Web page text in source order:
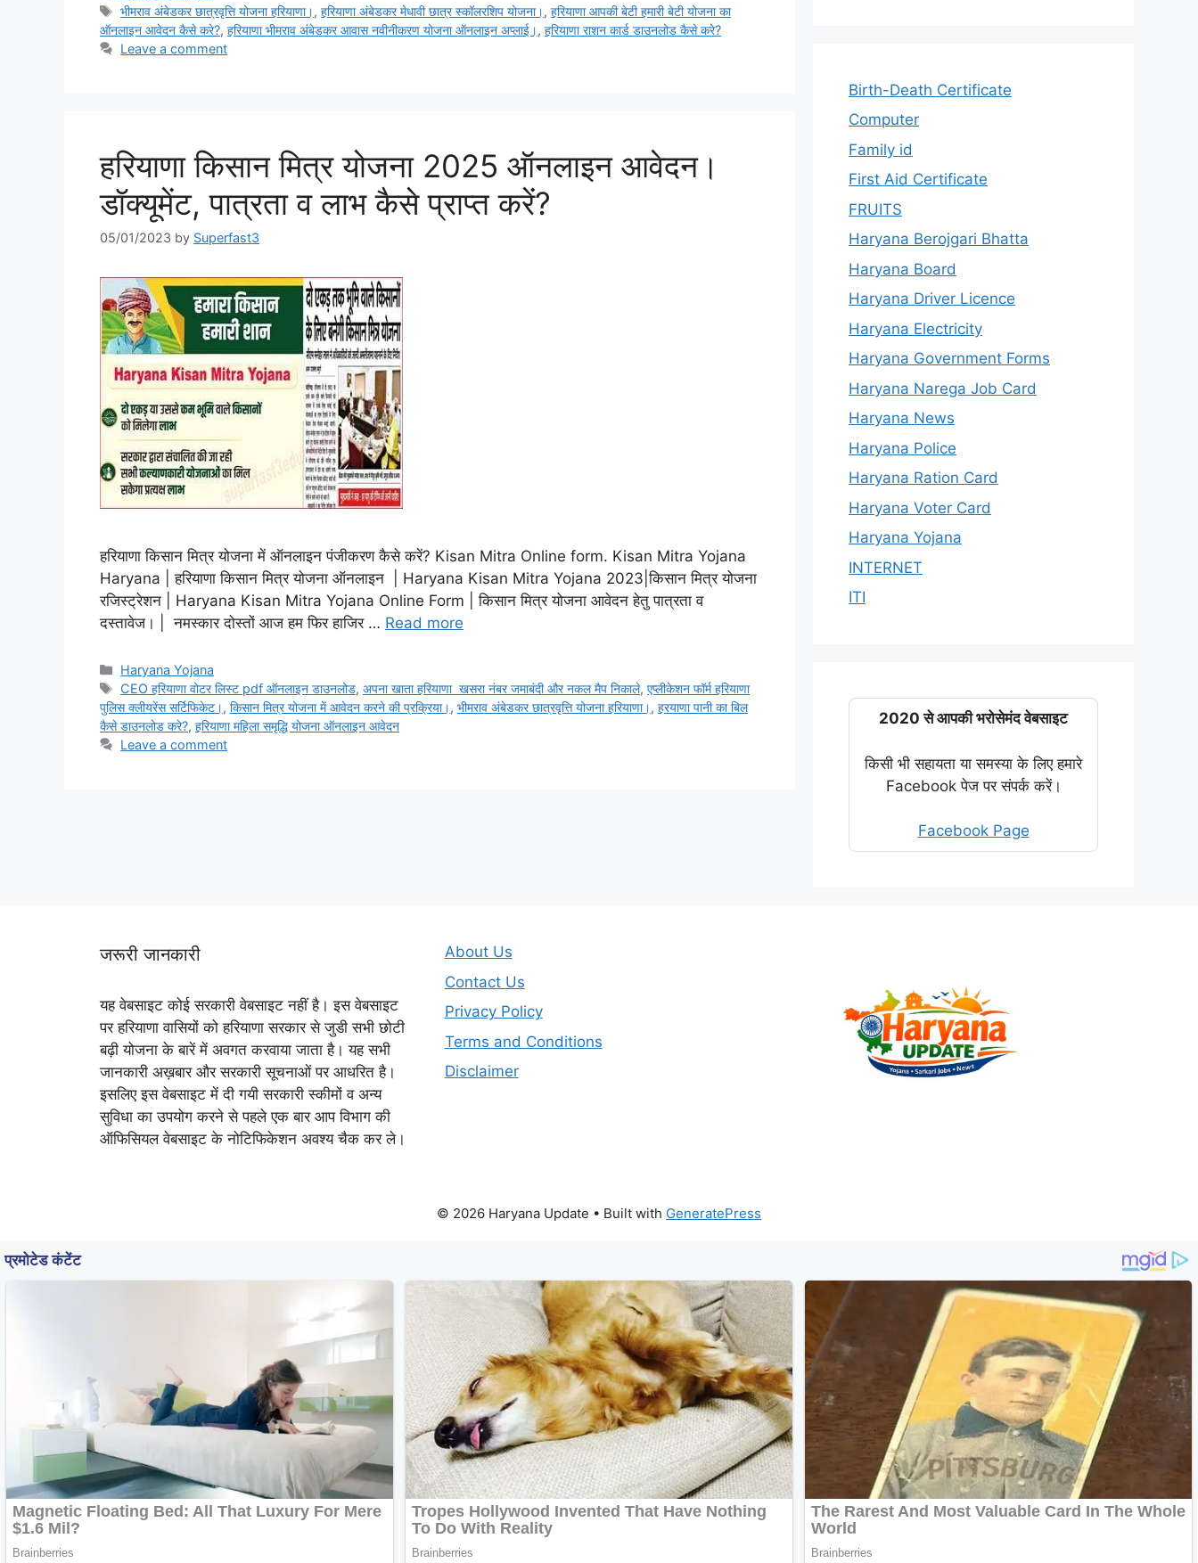
Tags
भीमराव अंबेडकर छात्रवृत्ति योजना हरियाणा।,हरियाणा अंबेडकर मेधावी छात्र स्कॉलरशिप योजना।,हरियाणा आपकी बेटी हमारी बेटी योजना का
ऑनलाइन आवेदन कैसे करे?, हरियाणा भीमराव अंबेडकर आवास नवीनीकरण योजना ऑनलाइन अप्लाई।, हरियाणा राशन कार्ड डाउनलोड कैसे करे?
Leave a comment
हरियाणा किसान मित्र योजना 2025 ऑनलाइन आवेदन।
डॉक्यूमेंट, पात्रता व लाभ कैसे प्राप्त करें?
05/01/2023 by Superfast3
हरियाणा किसान मित्र योजना में ऑनलाइन पंजीकरण कैसे करें? Kisan Mitra Online form. Kisan Mitra Yojana
Haryana | हरियाणा किसान मित्र योजना ऑनलाइन | Haryana Kisan Mitra Yojana 2023|किसान मित्र योजना
रजिस्ट्रेशन | Haryana Kisan Mitra Yojana Online Form | किसान मित्र योजना आवेदन हेतु पात्रता व
दस्तावेज। | नमस्कार दोस्तों आज हम फिर हाजिर … Read more
Categories
Haryana Yojana
Tags
CEO हरियाणा वोटर लिस्ट pdf ऑनलाइन डाउनलोड,अपना खाता हरियाणा खसरा नंबर जमाबंदी और नकल मैप निकाले,एप्लीकेशन फॉर्म हरियाणा
पुलिस क्लीयरेंस सर्टिफिकेट।, किसान मित्र योजना में आवेदन करने की प्रक्रिया।, भीमराव अंबेडकर छात्रवृत्ति योजना हरियाणा।, हरयाणा पानी का बिल
कैसे डाउनलोड करे?, हरियाणा महिला समृद्धि योजना ऑनलाइन आवेदन
Leave a comment
Birth-Death Certificate
Computer
Family id
First Aid Certificate
FRUITS
Haryana Berojgari Bhatta
Haryana Board
Haryana Driver Licence
Haryana Electricity
Haryana Government Forms
Haryana Narega Job Card
Haryana News
Haryana Police
Haryana Ration Card
Haryana Voter Card
Haryana Yojana
INTERNET
ITI
2020 से आपकी भरोसेमंद वेबसाइट
किसी भी सहायता या समस्या के लिए हमारे
Facebook पेज पर संपर्क करें।
Facebook Page
जरूरी जानकारी
यह वेबसाइट कोई सरकारी वेबसाइट नहीं है। इस वेबसाइट
पर हरियाणा वासियों को हरियाणा सरकार से जुडी सभी छोटी
बढ़ी योजना के बारें में अवगत करवाया जाता है। यह सभी
जानकारी अख़बार और सरकारी सूचनाओं पर आधरित है।
इसलिए इस वेबसाइट में दी गयी सरकारी स्कीमों व अन्य
सुविधा का उपयोग करने से पहले एक बार आप विभाग की
ऑफिसियल वेबसाइट के नोटिफिकेशन अवश्य चैक कर ले।
About Us
Contact Us
Privacy Policy
Terms and Conditions
Disclaimer
© 2026 Haryana Update • Built with GeneratePress